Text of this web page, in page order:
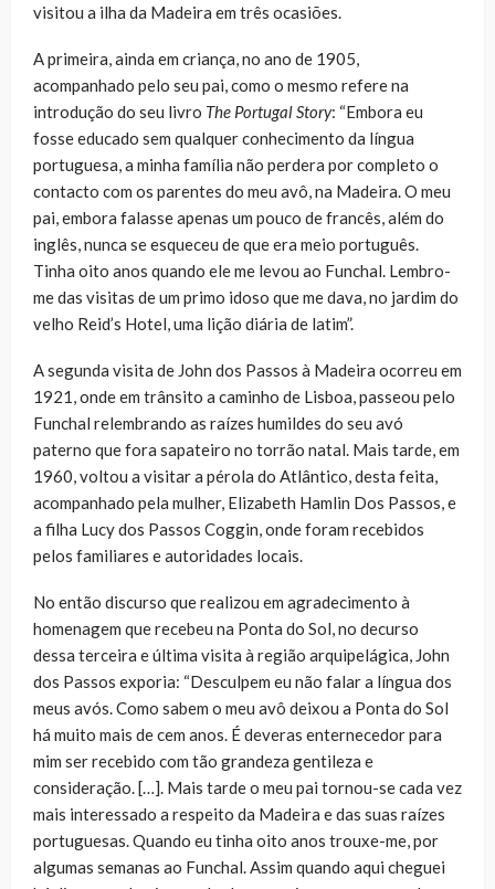
visitou a ilha da Madeira em três ocasiões.
A primeira, ainda em criança, no ano de 1905,
acompanhado pelo seu pai, como o mesmo refere na
introdução do seu livro The Portugal Story: “Embora eu
fosse educado sem qualquer conhecimento da língua
portuguesa, a minha família não perdera por completo o
contacto com os parentes do meu avô, na Madeira. O meu
pai, embora falasse apenas um pouco de francês, além do
inglês, nunca se esqueceu de que era meio português.
Tinha oito anos quando ele me levou ao Funchal. Lembro-
me das visitas de um primo idoso que me dava, no jardim do
velho Reid’s Hotel, uma lição diária de latim”.
A segunda visita de John dos Passos à Madeira ocorreu em
1921, onde em trânsito a caminho de Lisboa, passeou pelo
Funchal relembrando as raízes humildes do seu avó
paterno que fora sapateiro no torrão natal. Mais tarde, em
1960, voltou a visitar a pérola do Atlântico, desta feita,
acompanhado pela mulher, Elizabeth Hamlin Dos Passos, e
a filha Lucy dos Passos Coggin, onde foram recebidos
pelos familiares e autoridades locais.
No então discurso que realizou em agradecimento à
homenagem que recebeu na Ponta do Sol, no decurso
dessa terceira e última visita à região arquipelágica, John
dos Passos exporia: “Desculpem eu não falar a língua dos
meus avós. Como sabem o meu avô deixou a Ponta do Sol
há muito mais de cem anos. É deveras enternecedor para
mim ser recebido com tão grandeza gentileza e
consideração. […]. Mais tarde o meu pai tornou-se cada vez
mais interessado a respeito da Madeira e das suas raízes
portuguesas. Quando eu tinha oito anos trouxe-me, por
algumas semanas ao Funchal. Assim quando aqui cheguei